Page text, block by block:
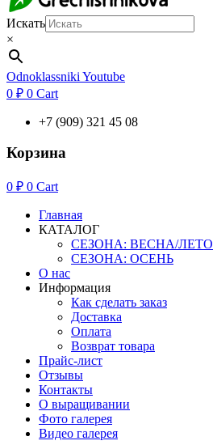
Искать
×
Odnoklassniki Youtube
0 ₽ 0 Cart
+7 (909) 321 45 08
Корзина
0 ₽ 0 Cart
Главная
КАТАЛОГ
СЕЗОНА: ВЕСНА/ЛЕТО
СЕЗОНА: ОСЕНЬ
О нас
Информация
Как сделать заказ
Доставка
Оплата
Возврат товара
Прайс-лист
Отзывы
Контакты
О выращивании
Фото галерея
Видео галерея